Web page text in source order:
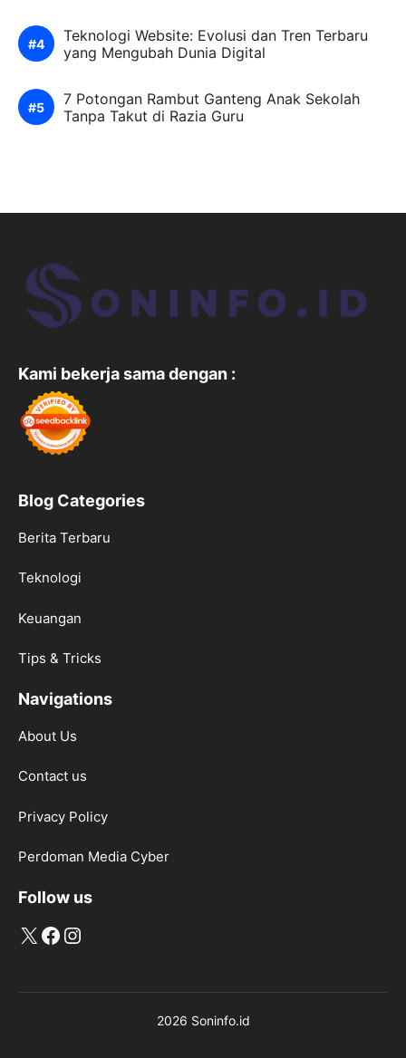
Teknologi Website: Evolusi dan Tren Terbaru
yang Mengubah Dunia Digital
7 Potongan Rambut Ganteng Anak Sekolah
Tanpa Takut di Razia Guru
Kami bekerja sama dengan :
Blog Categories
Berita Terbaru
Teknologi
Keuangan
Tips & Tricks
Navigations
About Us
Contact us
Privacy Policy
Perdoman Media Cyber
Follow us
X Facebook
Instagram
2026 Soninfo.id